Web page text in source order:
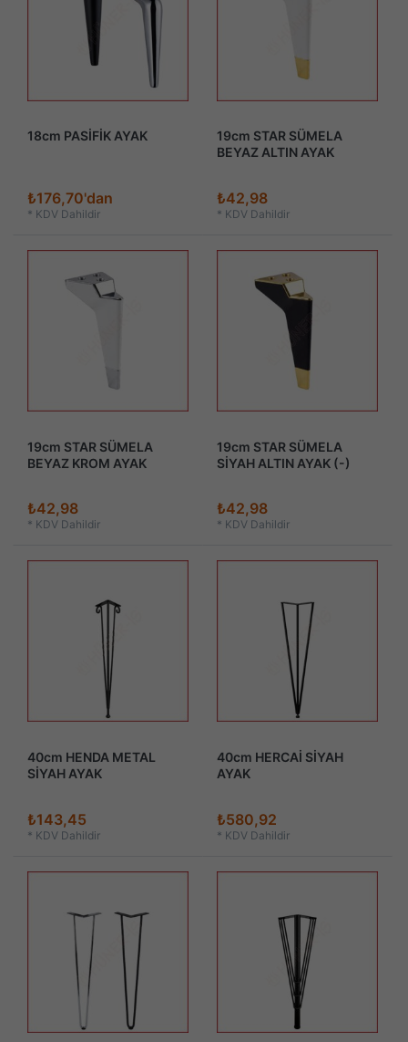
18cm PASİFİK AYAK
₺176,70'dan
* KDV Dahildir
19cm STAR SÜMELA
BEYAZ ALTIN AYAK
₺42,98
* KDV Dahildir
19cm STAR SÜMELA
BEYAZ KROM AYAK
₺42,98
* KDV Dahildir
19cm STAR SÜMELA
SİYAH ALTIN AYAK (-)
₺42,98
* KDV Dahildir
40cm HENDA METAL
SİYAH AYAK
₺143,45
* KDV Dahildir
40cm HERCAİ SİYAH
AYAK
₺580,92
* KDV Dahildir